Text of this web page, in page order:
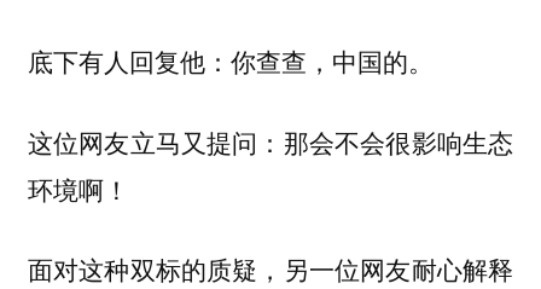
底下有人回复他：你查查，中国的。
这位网友立马又提问：那会不会很影响生态
环境啊！
面对这种双标的质疑，另一位网友耐心解释